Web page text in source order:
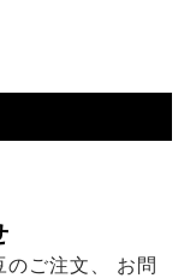
のご注文、 お問